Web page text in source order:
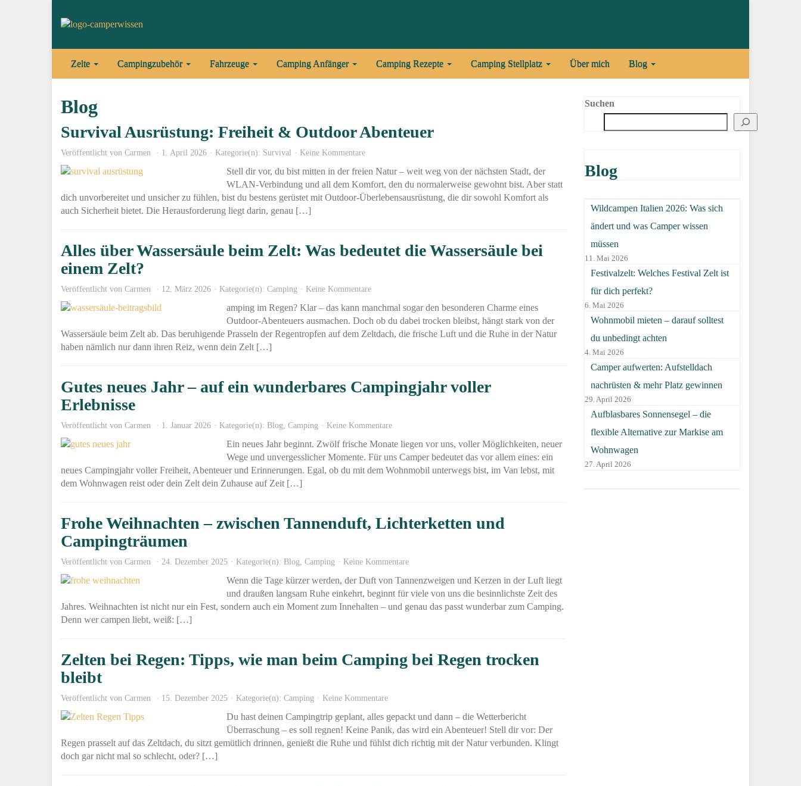
Zelte
Campingzubehör Fahrzeuge Camping Anfänger Camping Rezepte Camping Stellplatz Über mich Blog
Blog
Survival Ausrüstung: Freiheit & Outdoor Abenteuer
Veröffentlicht von Carmen 1. April 2026 Kategorie(n): Survival Keine Kommentare
Stell dir vor, du bist mitten in der freien Natur – weit weg von der nächsten Stadt, der
WLAN-Verbindung und all dem Komfort, den du normalerweise gewohnt bist. Aber statt
dich unvorbereitet und unsicher zu fühlen, bist du bestens gerüstet mit Outdoor-Überlebensausrüstung, die dir sowohl Komfort als
auch Sicherheit bietet. Die Herausforderung liegt darin, genau […]
Alles über Wassersäule beim Zelt: Was bedeutet die Wassersäule bei
einem Zelt?
Veröffentlicht von Carmen 12. März 2026 Kategorie(n): Camping Keine Kommentare
amping im Regen? Klar – das kann manchmal sogar den besonderen Charme eines
Outdoor-Abenteuers ausmachen. Doch ob du dabei trocken bleibst, hängt stark von der
Wassersäule beim Zelt ab. Das beruhigende Prasseln der Regentropfen auf dem Zeltdach, die frische Luft und die Ruhe in der Natur
haben nämlich nur dann ihren Reiz, wenn dein Zelt […]
Gutes neues Jahr – auf ein wunderbares Campingjahr voller
Erlebnisse
Veröffentlicht von Carmen 1. Januar 2026 Kategorie(n): Blog, Camping Keine Kommentare
Ein neues Jahr beginnt. Zwölf frische Monate liegen vor uns, voller Möglichkeiten, neuer
Wege und unvergesslicher Momente. Für uns Camper bedeutet das vor allem eines: ein
neues Campingjahr voller Freiheit, Abenteuer und Erinnerungen. Egal, ob du mit dem Wohnmobil unterwegs bist, im Van lebst, mit
dem Wohnwagen reist oder dein Zelt dein Zuhause auf Zeit […]
Frohe Weihnachten – zwischen Tannenduft, Lichterketten und
Campingträumen
Veröffentlicht von Carmen 24. Dezember 2025 Kategorie(n): Blog, Camping Keine Kommentare
Wenn die Tage kürzer werden, der Duft von Tannenzweigen und Kerzen in der Luft liegt
und draußen langsam Ruhe einkehrt, beginnt für viele von uns die besinnlichste Zeit des
Jahres. Weihnachten ist nicht nur ein Fest, sondern auch ein Moment zum Innehalten – und genau das passt wunderbar zum Camping.
Denn wer campen liebt, weiß: […]
Zelten bei Regen: Tipps, wie man beim Camping bei Regen trocken
bleibt
Veröffentlicht von Carmen 15. Dezember 2025 Kategorie(n): Camping Keine Kommentare
Du hast deinen Campingtrip geplant, alles gepackt und dann – die Wetterbericht
Überraschung – es soll regnen! Keine Panik, das wird ein Abenteuer! Stell dir vor: Der
Regen prasselt auf das Zeltdach, du sitzt gemütlich drinnen, genießt die Ruhe und fühlst dich richtig mit der Natur verbunden. Klingt
doch gar nicht mal so schlecht, oder? […]
Suchen
Blog
Wildcampen Italien 2026: Was sich
ändert und was Camper wissen
müssen
11. Mai 2026
Festivalzelt: Welches Festival Zelt ist
für dich perfekt?
6. Mai 2026
Wohnmobil mieten – darauf solltest
du unbedingt achten
4. Mai 2026
Camper aufwerten: Aufstelldach
nachrüsten & mehr Platz gewinnen
29. April 2026
Aufblasbares Sonnensegel – die
flexible Alternative zur Markise am
Wohnwagen
27. April 2026